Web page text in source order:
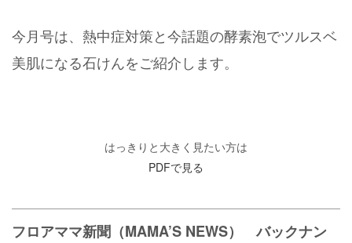
今月号は、熱中症対策と今話題の酵素泡でツルスベ
美肌になる石けんをご紹介します。
はっきりと大きく見たい方は
PDFで見る
フロアママ新聞（MAMA’S NEWS） バックナン